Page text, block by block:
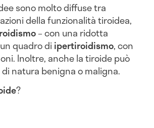
sono molto diffuse tra
della funzionalità tiroidea,
– con una ridotta
quadro di ipertiroidismo, con
Inoltre, anche la tiroide può
natura benigna o maligna.
?